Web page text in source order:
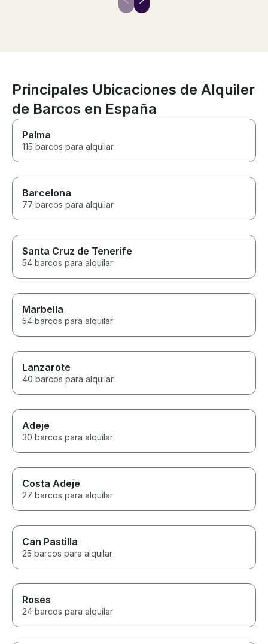
right amount of food and drink.
pricey, but at
were out in
options so it
it was
water
them well but
rental the
perfectly
Principales Ubicaciones de Alquiler
de Barcos en España
Palma
115 barcos para alquilar
Barcelona
77 barcos para alquilar
Santa Cruz de Tenerife
54 barcos para alquilar
Marbella
54 barcos para alquilar
Lanzarote
40 barcos para alquilar
Adeje
30 barcos para alquilar
Costa Adeje
27 barcos para alquilar
Can Pastilla
25 barcos para alquilar
Roses
24 barcos para alquilar